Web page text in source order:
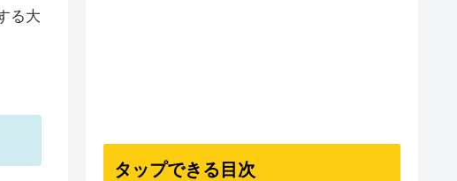
る大
タップできる目次